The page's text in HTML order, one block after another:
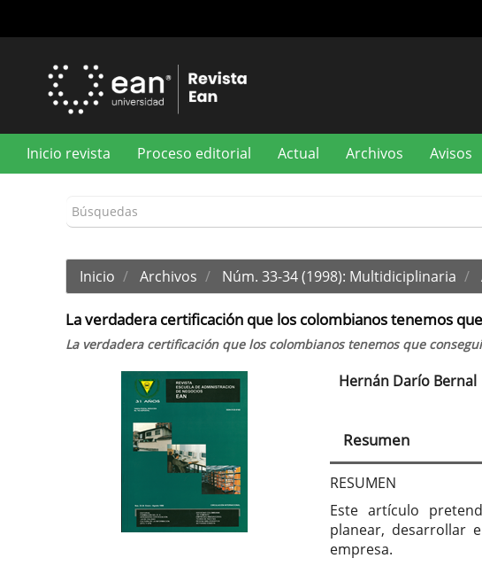
principal
Inicio revista Proceso editorial Actual Archivos Avisos
Inicio Archivos Núm. 33-34 (1998): Multidiciplinaria
La verdadera certificación que los colombianos tenemos
La verdadera certificación que los colombianos tenemos que
Barra
lateral
Contenido
principal
del
artículo
Hernán Darío Bernal
Resumen
RESUMEN
Este artículo
planear, desarrollar
empresa.